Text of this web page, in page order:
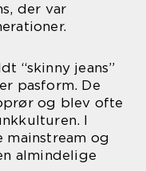
der var
“skinny jeans”
pasform. De
og blev ofte
I
mainstream og
almindelige